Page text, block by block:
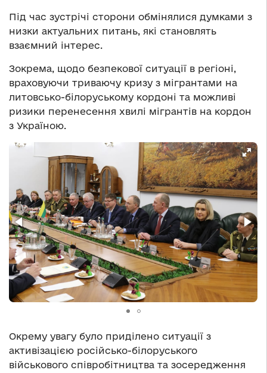
Під час зустрічі сторони обмінялися думками з
низки актуальних питань, які становлять
взаємний інтерес.
Зокрема, щодо безпекової ситуації в регіоні,
враховуючи триваючу кризу з мігрантами на
литовсько-білоруському кордоні та можливі
ризики перенесення хвилі мігрантів на кордон
з Україною.
Окрему увагу було приділено ситуації з
активізацією російсько-білоруського
військового співробітництва та зосередження